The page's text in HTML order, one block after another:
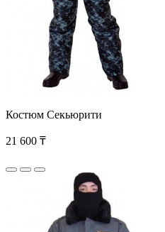
Костюм Секьюрити
21 600 ₸